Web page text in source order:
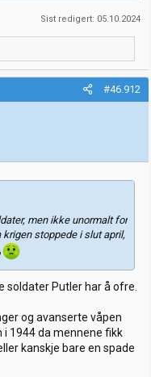
Sist redigert: 05.10.2024
#46.912
men ikke unormalt for
krigen stoppede i slut april,
soldater Putler har å ofre.
og avanserte våpen
1944 da mennene fikk
kanskje bare en spade